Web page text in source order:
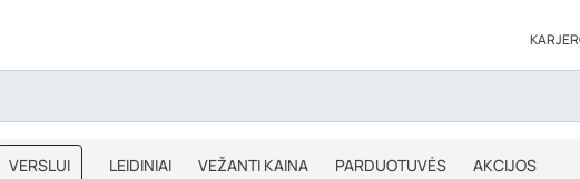
VERSLUI LEIDINIAI VEŽANTI KAINA PARDUOTUVĖS AKCIJOS